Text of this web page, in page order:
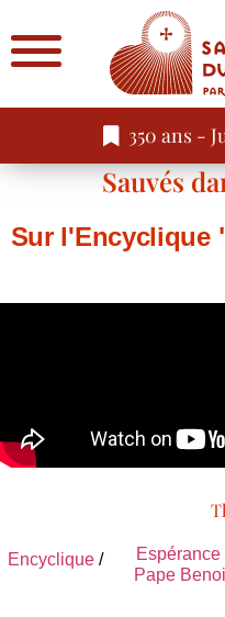
350 ans -
Sauvés
Sur l'Encyclique
Encyclique/ Espérance
Pape